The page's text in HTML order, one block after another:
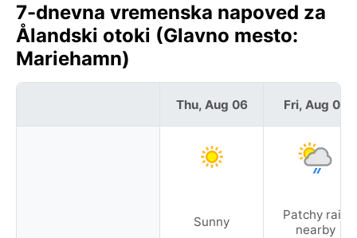
7-dnevna vremenska napoved za
Ålandski otoki (Glavno mesto:
Mariehamn)
Thu, Aug 06
Sunny
Fri, Aug 07
Patchy rain
nearby